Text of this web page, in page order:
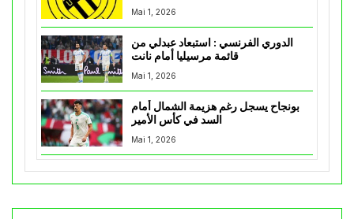
Mai 1, 2026
الدوري الفرنسي : استبعاد عبدلي من
قائمة مرسيليا أمام نانت
Mai 1, 2026
بونجاح يسجل رغم هزيمة الشمال أمام
السد في كأس الأمير
Mai 1, 2026